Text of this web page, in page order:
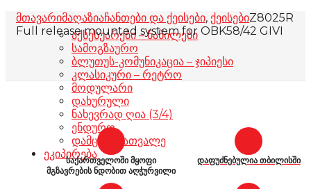
აქსესუარები – ნაწილები
სამოგზაურო
ბლუთუს-კომუნიკაცია – ჯიპიესი
კლასიკური – რეტრო
მოდულარი
დახურული
ნახევრად ღია (3/4)
ენდურო
დამცავი სათვალე
ეკიპირება
მთავარიმაღაზიაჩანთები და ქეისები, ქეისებიZ8025R
Full release mounted system for OBK58/42 GIVI
საქართველოში მყოფი
მგზავრების ნდობით აღჭურვილი
დაფუძნებულია თბილისში